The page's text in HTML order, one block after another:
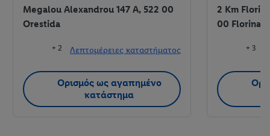
Megalou Alexandrou 147 A, 522 00
Orestida
+ 2 Λεπτομέρειες καταστήματος
Ορισμός ως αγαπημένο
κατάστημα
2 Km
00 Florina
+ 3